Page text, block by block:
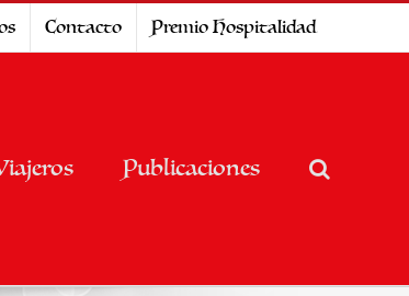
Contacto Premio Hospitalidad
Publicaciones